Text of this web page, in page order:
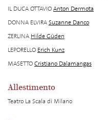
IL DUCA OTTAVIOAnton Dermota
DONNA ELVIRASuzanne Danco
ZERLINA Hilde Güden
LEPORELLO Erich Kunz
MASETTOCristiano Dalamangas
Allestimento
Teatro La Scala di Milano